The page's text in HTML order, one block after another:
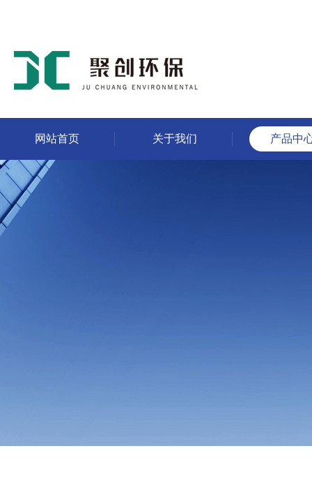
网站首页 关于我们 产品中